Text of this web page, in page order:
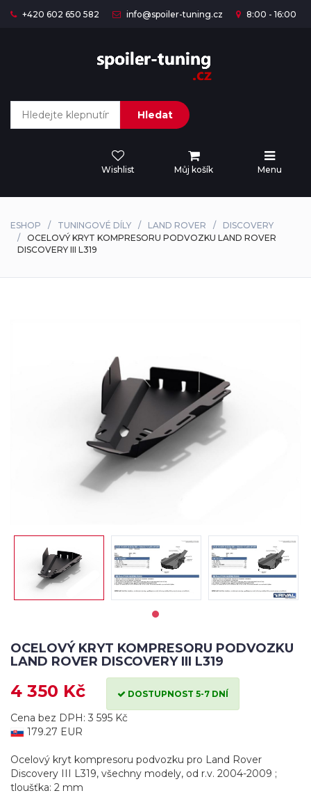
+420 602 650 582 info@spoiler-tuning.cz 8:00 - 16:00
Hledat
Wishlist Můj košík Menu
ESHOP TUNINGOVÉ DÍLY LAND ROVER
DISCOVERY
OCELOVÝ KRYT KOMPRESORU PODVOZKU LAND ROVER
DISCOVERY III L319
OCELOVÝ KRYT KOMPRESORU PODVOZKU
LAND ROVER DISCOVERY III L319
4 350 Kč DOSTUPNOST 5-7 DNÍ
Cena bez DPH: 3 595 Kč
179.27 EUR
Ocelový kryt kompresoru podvozku pro Land Rover
Discovery III L319, všechny modely, od r.v. 2004-2009 ;
tloušťka: 2 mm